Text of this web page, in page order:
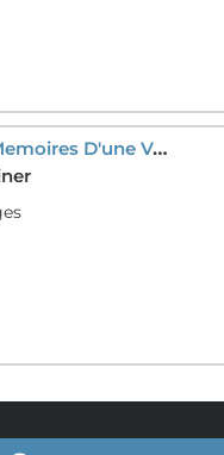
Horacio D'alba Tome 3 ; Memoires D'une Vesuvienne